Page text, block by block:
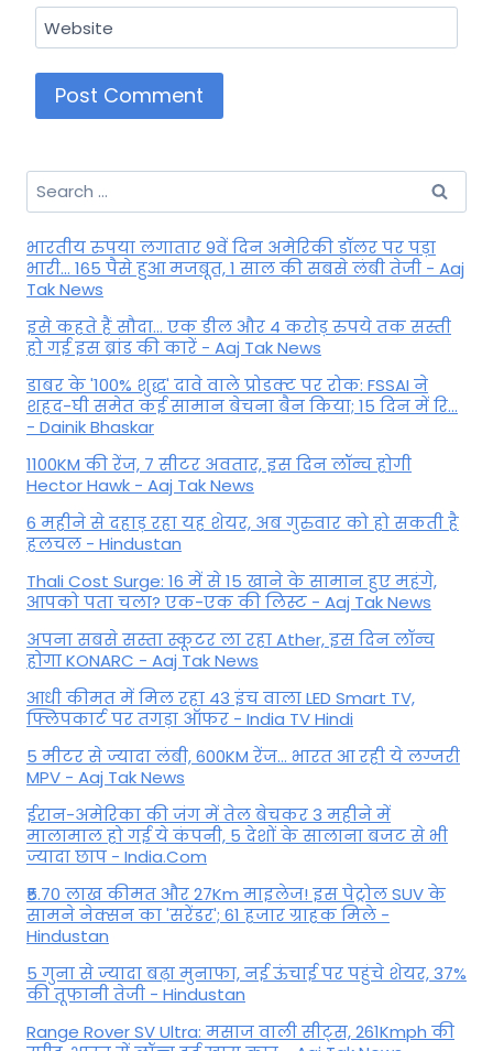
Website
Search
for:
भारतीय रुपया लगातार 9वें दिन अमेरिकी डॉलर पर पड़ा
भारी... 165 पैसे हुआ मजबूत, 1 साल की सबसे लंबी तेजी - Aaj
Tak News
इसे कहते हैं सौदा... एक डील और 4 करोड़ रुपये तक सस्ती
हो गई इस ब्रांड की कारें - Aaj Tak News
डाबर के '100% शुद्ध' दावे वाले प्रोडक्ट पर रोक: FSSAI ने
शहद-घी समेत कई सामान बेचना बैन किया; 15 दिन में रि...
- Dainik Bhaskar
1100KM की रेंज, 7 सीटर अवतार, इस दिन लॉन्च होगी
Hector Hawk - Aaj Tak News
6 महीने से दहाड़ रहा यह शेयर, अब गुरुवार को हो सकती है
हलचल - Hindustan
Thali Cost Surge: 16 में से 15 खाने के सामान हुए महंगे,
आपको पता चला? एक-एक की लिस्ट - Aaj Tak News
अपना सबसे सस्ता स्कूटर ला रहा Ather, इस दिन लॉन्च
होगा KONARC - Aaj Tak News
आधी कीमत में मिल रहा 43 इंच वाला LED Smart TV,
फ्लिपकार्ट पर तगड़ा ऑफर - India TV Hindi
5 मीटर से ज्यादा लंबी, 600KM रेंज... भारत आ रही ये लग्जरी
MPV - Aaj Tak News
ईरान-अमेरिका की जंग में तेल बेचकर 3 महीने में
मालामाल हो गई ये कंपनी, 5 देशों के सालाना बजट से भी
ज्यादा छाप - India.Com
₹5.70 लाख कीमत और 27Km माइलेज! इस पेट्रोल SUV के
सामने नेक्सन का 'सरेंडर'; 61 हजार ग्राहक मिले -
Hindustan
5 गुना से ज्यादा बढ़ा मुनाफा, नई ऊंचाई पर पहुंचे शेयर, 37%
की तूफानी तेजी - Hindustan
Range Rover SV Ultra: मसाज वाली सीट्स, 261Kmph की